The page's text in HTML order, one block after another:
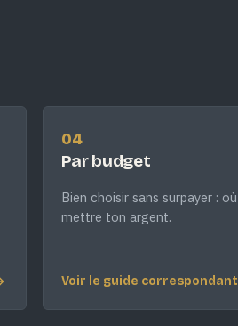
04
Par budget
Bien choisir sans surpayer : où
mettre ton argent.
Voir le guide correspondant